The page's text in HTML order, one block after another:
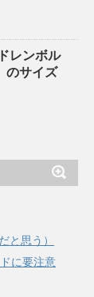
レンボル
サイズ
と思う）
に要注意